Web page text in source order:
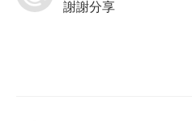
謝謝分享